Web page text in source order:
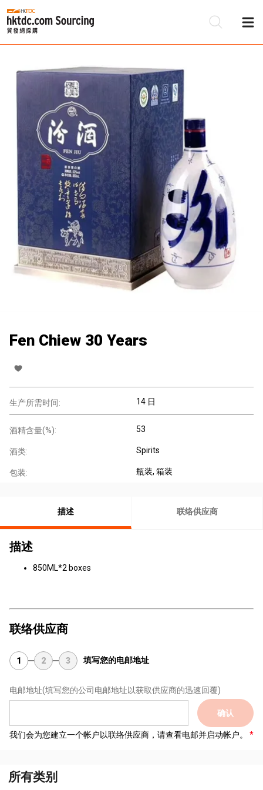
Fen Chiew 30 Years
生产所需时间: 14 日
酒精含量(%): 53
酒类: Spirits
包装: 瓶装, 箱装
描述 联络供应商
描述
850ML*2 boxes
联络供应商
1 2 3 填写您的电邮地址
电邮地址(填写您的公司电邮地址以获取供应商的迅速回覆)
确认
我们会为您建立一个帐户以联络供应商，请查看电邮并启动帐户。
所有类别